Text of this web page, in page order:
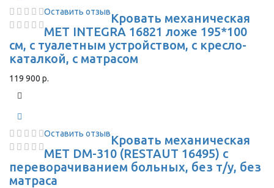
Оставить отзывКровать механическая
МЕТ INTEGRA 16821 ложе 195*100
см, с туалетным устройством, с кресло-
каталкой, с матрасом
119 900 р.
Оставить отзывКровать механическая
MET DM-310 (RESTAUT 16495) с
переворачиванием больных, без т/у, без
матраса